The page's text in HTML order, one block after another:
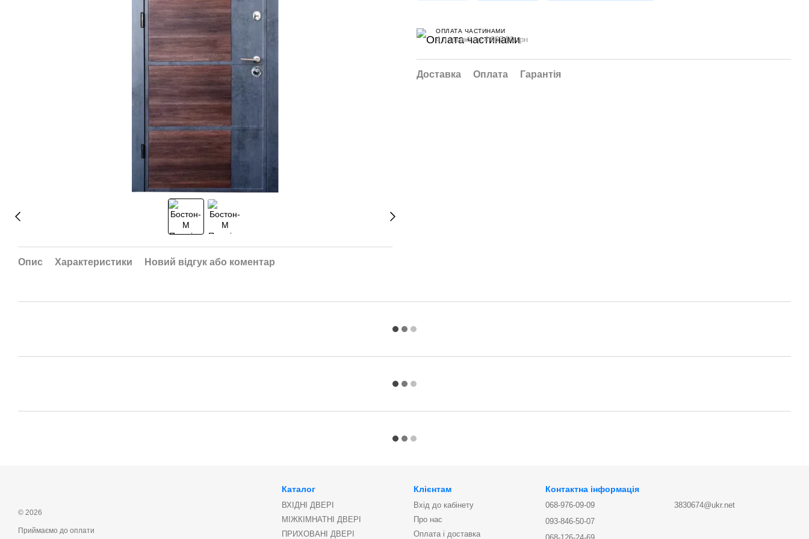
Опис Характеристики Новий відгук або коментар
ОПЛАТА ЧАСТИНАМИ
4 платежі по 4 987.50 грн
Доставка Оплата Гарантія
© 2026
Приймаємо до оплати
Каталог
ВХІДНІ ДВЕРІ
МІЖКІМНАТНІ ДВЕРІ
ПРИХОВАНІ ДВЕРІ
Клієнтам
Вхід до кабінету
Про нас
Оплата і доставка
Контактна інформація
068-976-09-09
093-846-50-07
3830674@ukr.net